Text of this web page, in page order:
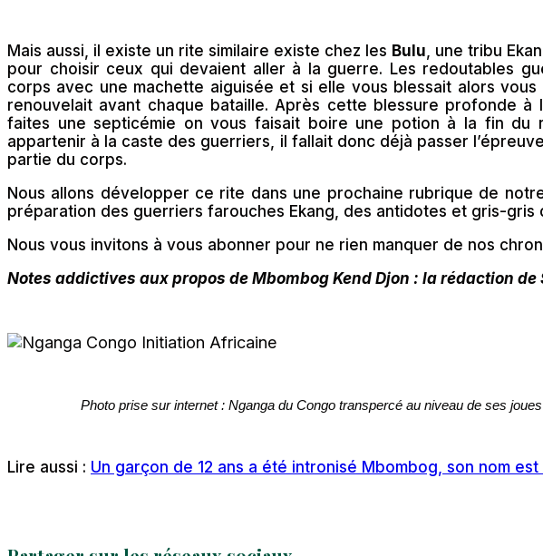
Mais aussi, il existe un rite similaire existe chez les Bulu , une tribu
pour choisir ceux qui devaient aller à la guerre. Les redoutables
corps avec une machette aiguisée et si elle vous blessait alors
renouvelait avant chaque bataille. Après cette blessure profonde
faites une septicémie on vous faisait boire une potion à la fin du
appartenir à la caste des guerriers, il fallait donc déjà passer
partie du corps.
Nous allons développer ce rite dans une prochaine rubrique de
préparation des guerriers farouches Ekang, des antidotes et gris-gris
Nous vous invitons à vous abonner pour ne rien manquer de nos
Notes addictives aux propos de Mbombog Kend Djon : la rédaction de
Photo prise sur internet : Nganga du Congo transpercé au niveau de ses
Lire aussi : Un garçon de 12 ans a été intronisé Mbombog, son nom